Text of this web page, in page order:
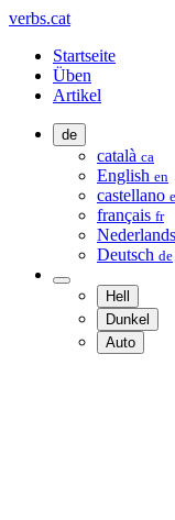
verbs.cat
Startseite
Üben
Artikel
de
català ca
English en
castellano
français fr
Nederlands
Deutsch de
Hell
Dunkel
Auto